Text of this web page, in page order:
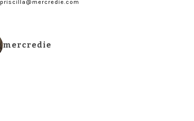
priscilla@mercredie.com
mercredie